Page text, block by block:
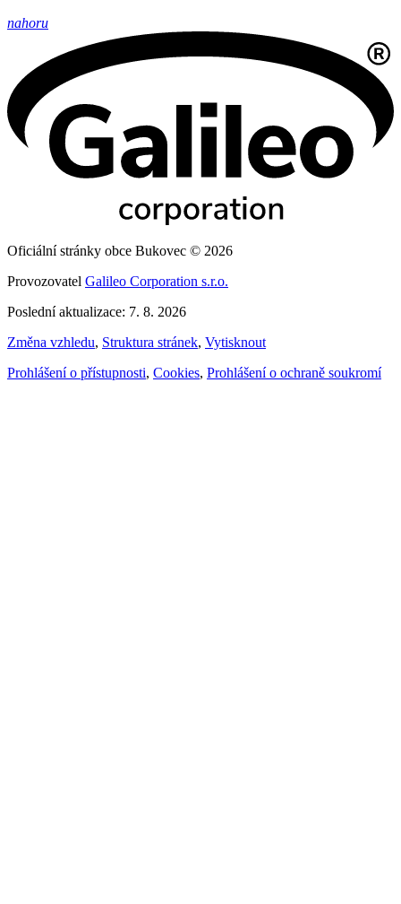
nahoru
Oficiální stránky obce Bukovec © 2026
Provozovatel Galileo Corporation s.r.o.
Poslední aktualizace: 7. 8. 2026
Změna vzhledu, Struktura stránek, Vytisknout
Prohlášení o přístupnosti, Cookies, Prohlášení o ochraně soukromí